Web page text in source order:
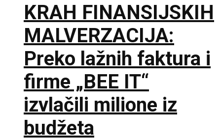
KRAH FINANSIJSKIH
MALVERZACIJA:
Preko lažnih faktura i
firme „BEE IT“
izvlačili milione iz
budžeta